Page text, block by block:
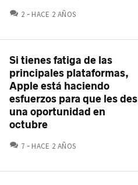
2 COMENTARIOS
HACE 2 AÑOS
Si tienes fatiga de las
principales plataformas,
Apple está haciendo
esfuerzos para que les des
una oportunidad en
octubre
7 COMENTARIOS
HACE 2 AÑOS